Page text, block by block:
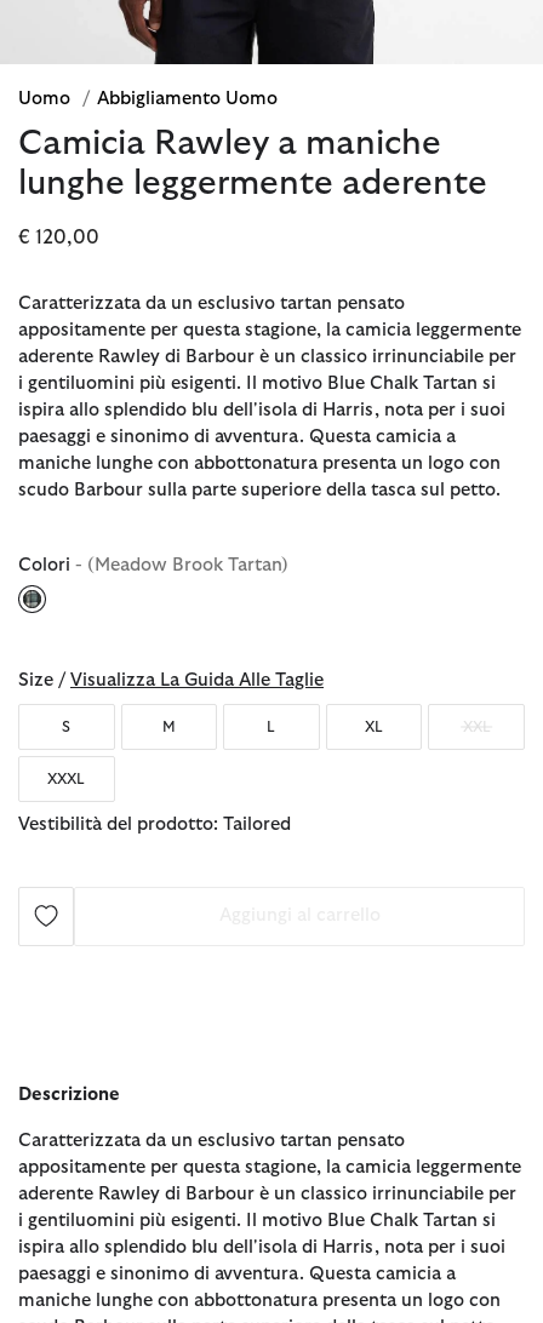
Uomo / Abbigliamento Uomo
Camicia Rawley a maniche
lunghe leggermente aderente
€ 120,00
Caratterizzata da un esclusivo tartan pensato
appositamente per questa stagione, la camicia leggermente
aderente Rawley di Barbour è un classico irrinunciabile per
i gentiluomini più esigenti. Il motivo Blue Chalk Tartan si
ispira allo splendido blu dell'isola di Harris, nota per i suoi
paesaggi e sinonimo di avventura. Questa camicia a
maniche lunghe con abbottonatura presenta un logo con
scudo Barbour sulla parte superiore della tasca sul petto.
Colori - (Meadow Brook Tartan)
Size / Visualizza La Guida Alle Taglie
S M L XL XXL
XXXL
Vestibilità del prodotto: Tailored
Descrizione
Caratterizzata da un esclusivo tartan pensato
appositamente per questa stagione, la camicia leggermente
aderente Rawley di Barbour è un classico irrinunciabile per
i gentiluomini più esigenti. Il motivo Blue Chalk Tartan si
ispira allo splendido blu dell'isola di Harris, nota per i suoi
paesaggi e sinonimo di avventura. Questa camicia a
maniche lunghe con abbottonatura presenta un logo con